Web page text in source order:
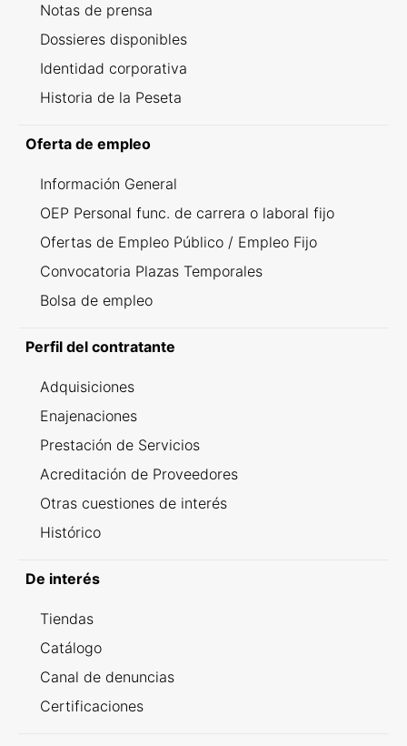
Notas de prensa
Dossieres disponibles
Identidad corporativa
Historia de la Peseta
Oferta de empleo
Información General
OEP Personal func. de carrera o laboral fijo
Ofertas de Empleo Público / Empleo Fijo
Convocatoria Plazas Temporales
Bolsa de empleo
Perfil del contratante
Adquisiciones
Enajenaciones
Prestación de Servicios
Acreditación de Proveedores
Otras cuestiones de interés
Histórico
De interés
Tiendas
Catálogo
Canal de denuncias
Certificaciones